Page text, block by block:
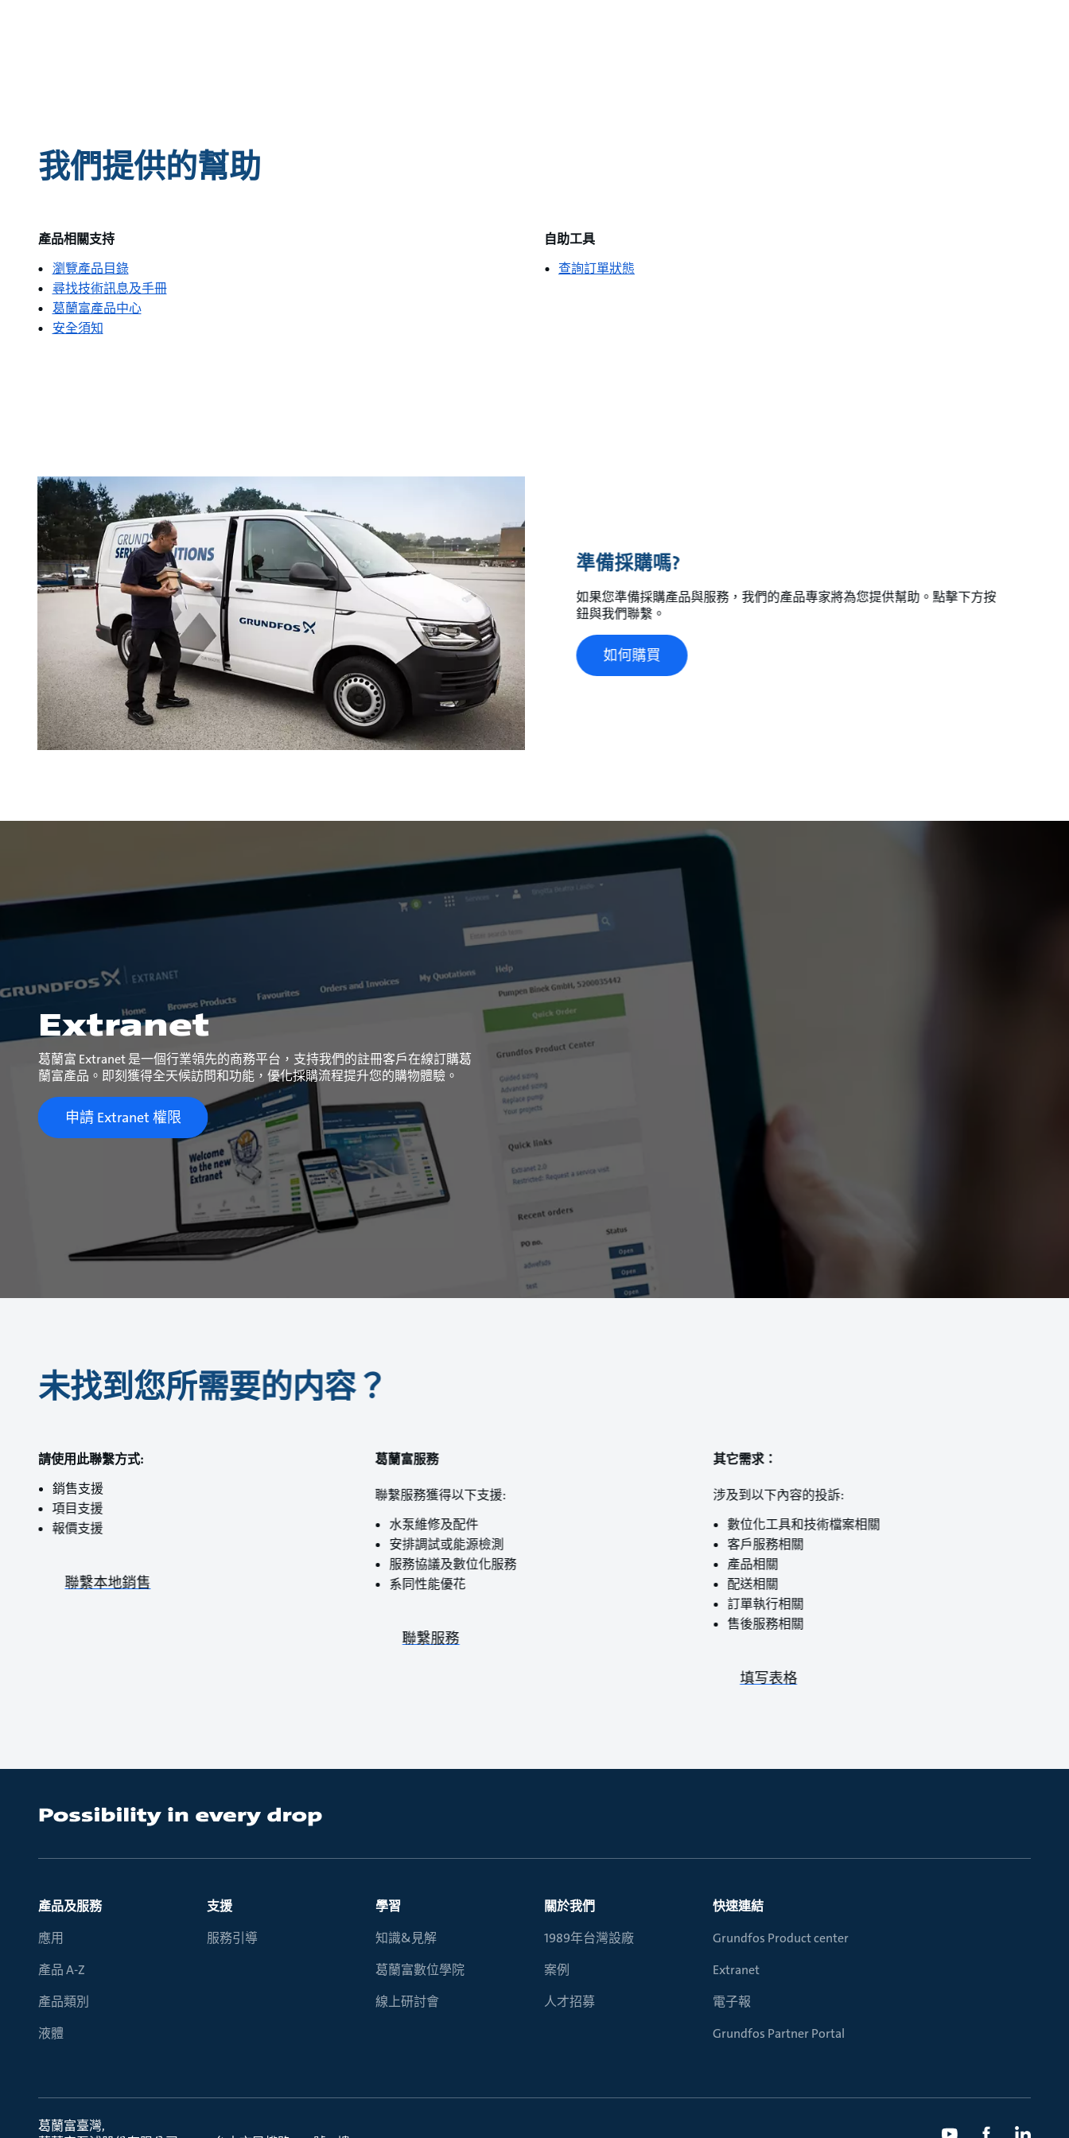
我們提供的幫助
產品相關支持
瀏覽產品目錄
尋找技術訊息及手冊
葛蘭富產品中心
安全須知
自助工具
查詢訂單狀態
準備採購嗎?
如果您準備採購產品與服務，我們的產品專家將為您提供幫助。點擊下方按
鈕與我們聯繫。
如何購買
Extranet
葛蘭富 Extranet 是一個行業領先的商務平台，支持我們的註冊客戶在線訂購葛
蘭富產品。即刻獲得全天候訪問和功能，優化採購流程提升您的購物體驗。
申請 Extranet 權限
未找到您所需要的内容？
請使用此聯繫方式:
銷售支援
項目支援
報價支援
聯繫本地銷售
葛蘭富服務
聯繫服務獲得以下支援:
水泵維修及配件
安排調試或能源檢測
服務協議及數位化服務
系同性能優花
聯繫服務
其它需求：
涉及到以下內容的投訴:
數位化工具和技術檔案相關
客戶服務相關
產品相關
配送相關
訂單執行相關
售後服務相關
填写表格
產品及服務
應用
產品 A-Z
產品類別
液體
支援
服務引導
學習
知識&見解
葛蘭富數位學院
線上研討會
關於我們
1989年台灣設廠
案例
人才招募
快速連結
Grundfos Product center
Extranet
電子報
Grundfos Partner Portal
葛蘭富臺灣